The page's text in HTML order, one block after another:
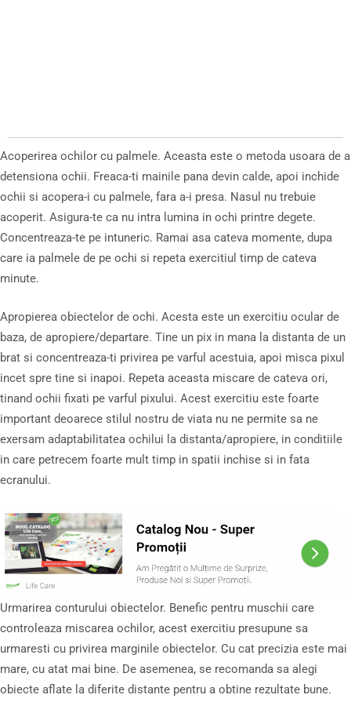
Acoperirea ochilor cu palmele. Aceasta este o metoda usoara de a
detensiona ochii. Freaca-ti mainile pana devin calde, apoi inchide
ochii si acopera-i cu palmele, fara a-i presa. Nasul nu trebuie
acoperit. Asigura-te ca nu intra lumina in ochi printre degete.
Concentreaza-te pe intuneric. Ramai asa cateva momente, dupa
care ia palmele de pe ochi si repeta exercitiul timp de cateva
minute.
Apropierea obiectelor de ochi. Acesta este un exercitiu ocular de
baza, de apropiere/departare. Tine un pix in mana la distanta de un
brat si concentreaza-ti privirea pe varful acestuia, apoi misca pixul
incet spre tine si inapoi. Repeta aceasta miscare de cateva ori,
tinand ochii fixati pe varful pixului. Acest exercitiu este foarte
important deoarece stilul nostru de viata nu ne permite sa ne
exersam adaptabilitatea ochilui la distanta/apropiere, in conditiile
in care petrecem foarte mult timp in spatii inchise si in fata
ecranului.
Urmarirea conturului obiectelor. Benefic pentru muschii care
controleaza miscarea ochilor, acest exercitiu presupune sa
urmaresti cu privirea marginile obiectelor. Cu cat precizia este mai
mare, cu atat mai bine. De asemenea, se recomanda sa alegi
obiecte aflate la diferite distante pentru a obtine rezultate bune.